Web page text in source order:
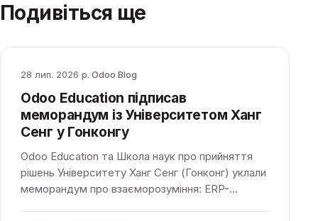
Подивіться ще
28 лип. 2026 р.·Odoo Blog
Odoo Education підписав
меморандум із Університетом Ханг
Сенг у Гонконгу
Odoo Education та Школа наук про прийняття
рішень Університету Ханг Сенг (Гонконг) уклали
меморандум про взаєморозуміння: ERP-